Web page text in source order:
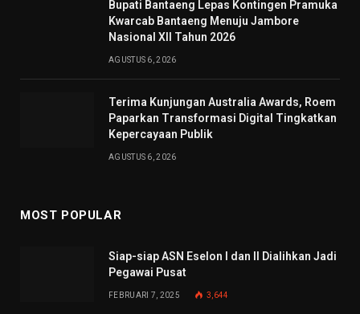
Bupati Bantaeng Lepas Kontingen Pramuka
Kwarcab Bantaeng Menuju Jambore
Nasional XII Tahun 2026
AGUSTUS 6, 2026
Terima Kunjungan Australia Awards, Roem
Paparkan Transformasi Digital Tingkatkan
Kepercayaan Publik
AGUSTUS 6, 2026
MOST POPULAR
Siap-siap ASN Eselon I dan II Dialihkan Jadi
Pegawai Pusat
FEBRUARI 7, 2025 3,644